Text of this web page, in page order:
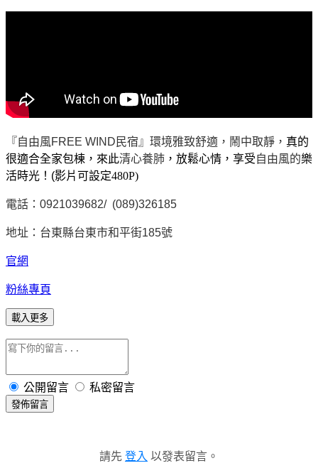
『自由風FREE WIND民宿』環境雅致舒適，鬧中取靜， 真的
很適合全家包棟，來此清心養肺 ，放鬆心情，享受自由風的樂
活時光 ！(影片可設定480P)
電話：0921039682/ (089)326185
地址：台東縣台東市和平街185號
官網
粉絲專頁
載入更多
公開留言 私密留言
發佈留言
請先 登入 以發表留言。